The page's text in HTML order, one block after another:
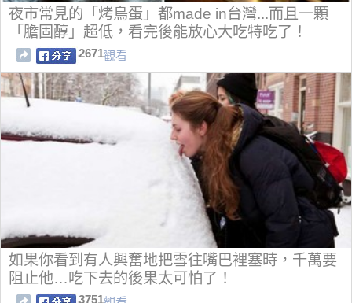
夜市常見的「烤鳥蛋」都made in台灣...而且一顆
「膽固醇」超低，看完後能放心大吃特吃了！
2671觀看
如果你看到有人興奮地把雪往嘴巴裡塞時，千萬要
阻止他…吃下去的後果太可怕了！
3751